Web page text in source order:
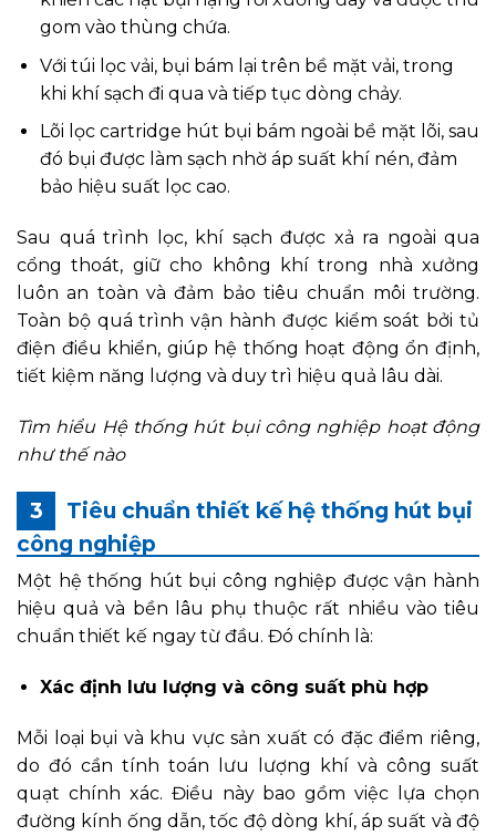
gom vào thùng chứa.
Với túi lọc vải, bụi bám lại trên bề mặt vải, trong
khi khí sạch đi qua và tiếp tục dòng chảy.
Lõi lọc cartridge hút bụi bám ngoài bề mặt lõi, sau
đó bụi được làm sạch nhờ áp suất khí nén, đảm
bảo hiệu suất lọc cao.
Sau quá trình lọc, khí sạch được xả ra ngoài qua
cổng thoát, giữ cho không khí trong nhà xưởng
luôn an toàn và đảm bảo tiêu chuẩn môi trường.
Toàn bộ quá trình vận hành được kiểm soát bởi tủ
điện điều khiển, giúp hệ thống hoạt động ổn định,
tiết kiệm năng lượng và duy trì hiệu quả lâu dài.
Tìm hiểu Hệ thống hút bụi công nghiệp hoạt động
như thế nào
Tiêu chuẩn thiết kế hệ thống hút bụi
công nghiệp
Một hệ thống hút bụi công nghiệp được vận hành
hiệu quả và bền lâu phụ thuộc rất nhiều vào tiêu
chuẩn thiết kế ngay từ đầu. Đó chính là:
Xác định lưu lượng và công suất phù hợp
Mỗi loại bụi và khu vực sản xuất có đặc điểm riêng,
do đó cần tính toán lưu lượng khí và công suất
quạt chính xác. Điều này bao gồm việc lựa chọn
đường kính ống dẫn, tốc độ dòng khí, áp suất và độ